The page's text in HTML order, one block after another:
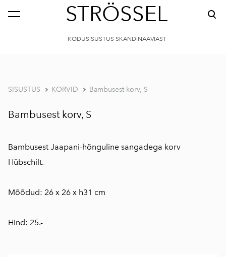
STRÖSSEL
KODUSISUSTUS SKANDINAAVIAST
SISUSTUS KORVID Bambusest korv, S
Bambusest korv, S
Bambusest Jaapani-hõnguline sangadega korv
Hübschilt.
Mõõdud: 26 x 26 x h31 cm
Hind: 25.-